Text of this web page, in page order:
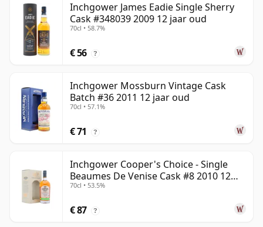
Inchgower James Eadie Single Sherry
Cask #348039 2009 12 jaar oud
70cl • 58.7%
€ 56 ?
Inchgower Mossburn Vintage Cask
Batch #36 2011 12 jaar oud
70cl • 57.1%
€ 71 ?
Inchgower Cooper's Choice - Single
Beaumes De Venise Cask #8 2010 12
jaar oud
70cl • 53.5%
€ 87 ?